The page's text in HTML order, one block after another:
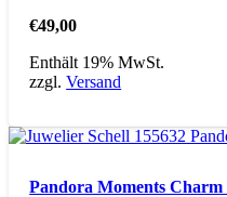
€49,00
Enthält 19% MwSt.
zzgl.Versand
Pandora Moments